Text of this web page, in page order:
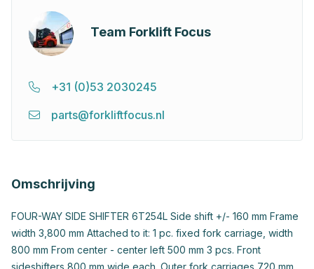
Team Forklift Focus
+31 (0)53 2030245
parts@forkliftfocus.nl
Omschrijving
FOUR-WAY SIDE SHIFTER 6T254L Side shift +/- 160 mm Frame
width 3,800 mm Attached to it: 1 pc. fixed fork carriage, width
800 mm From center - center left 500 mm 3 pcs. Front
sideshifters 800 mm wide each. Outer fork carriages 720 mm